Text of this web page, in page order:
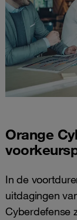
Orange
In de
uitdagingen
Cyberdefense